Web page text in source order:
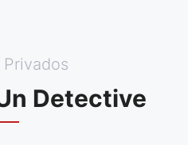
Privados
Detective